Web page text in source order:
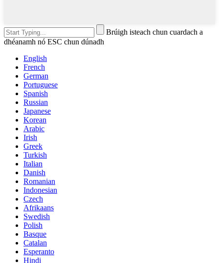
Brúigh isteach chun cuardach a
dhéanamh nó ESC chun dúnadh
English
French
German
Portuguese
Spanish
Russian
Japanese
Korean
Arabic
Irish
Greek
Turkish
Italian
Danish
Romanian
Indonesian
Czech
Afrikaans
Swedish
Polish
Basque
Catalan
Esperanto
Hindi